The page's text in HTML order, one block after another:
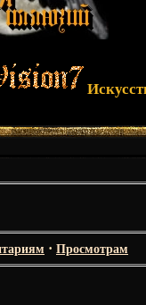
· Просмотрам